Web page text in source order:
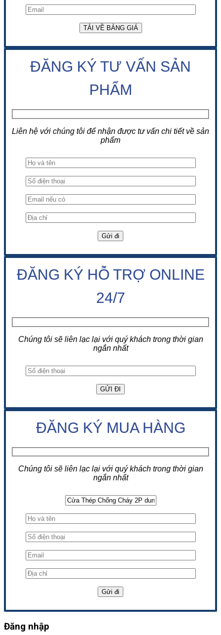
ĐĂNG KÝ TƯ VẤN SẢN
PHẨM
Liên hệ với chúng tôi để nhận được tư vấn chi tiết về sản
phẩm
ĐĂNG KÝ HỖ TRỢ ONLINE
24/7
Chúng tôi sẽ liên lạc lại với quý khách trong thời gian
ngắn nhất
ĐĂNG KÝ MUA HÀNG
Chúng tôi sẽ liên lạc lại với quý khách trong thời gian
ngắn nhất
Đăng nhập